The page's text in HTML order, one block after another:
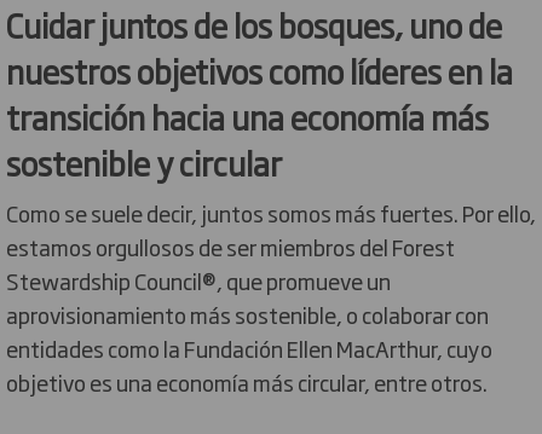
Cuidar juntos de los bosques, uno de
nuestros objetivos como líderes en la
transición hacia una economía más
sostenible y circular
Como se suele decir, juntos somos más fuertes. Por ello,
estamos orgullosos de ser miembros del Forest
Stewardship Council®, que promueve un
aprovisionamiento más sostenible, o colaborar con
entidades como la Fundación Ellen MacArthur, cuyo
objetivo es una economía más circular, entre otros.